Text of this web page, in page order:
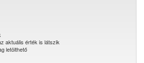
aktuális érték is látszik
letölthető